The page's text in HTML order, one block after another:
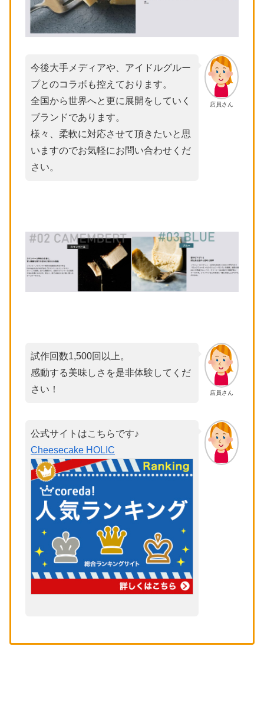
店員さん
今後大手メディアや、アイドルグルー
プとのコラボも控えております。
全国から世界へと更に展開をしていく
ブランドであります。
様々、柔軟に対応させて頂きたいと思
いますのでお気軽にお問い合わせくだ
さい。
店員さん
試作回数1,500回以上。
感動する美味しさを是非体験してくだ
さい！
公式サイトはこちらです♪
Cheesecake HOLIC